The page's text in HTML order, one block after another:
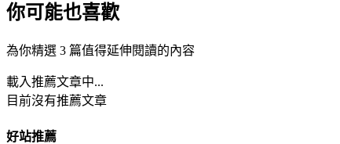
你可能也喜歡
為你精選 3 篇值得延伸閱讀的內容
載入推薦文章中...
目前沒有推薦文章
好站推薦